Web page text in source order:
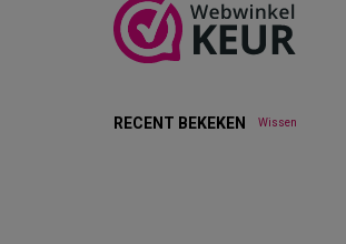
RECENT BEKEKEN Wissen